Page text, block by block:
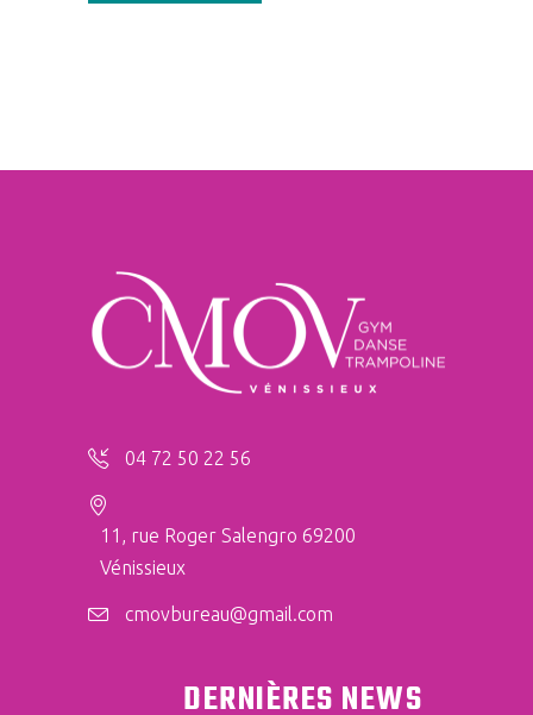
04 72 50 22 56
11, rue Roger Salengro 69200
Vénissieux
cmovbureau@gmail.com
DERNIÈRES NEWS